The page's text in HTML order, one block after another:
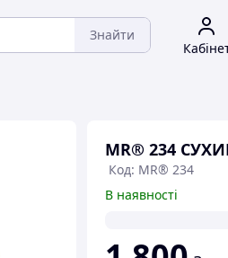
Знайти
MR® 234
Код: MR® 234
В наявності